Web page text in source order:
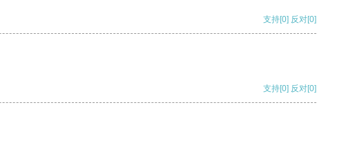
支持[0] 反对[0]
支持[0] 反对[0]